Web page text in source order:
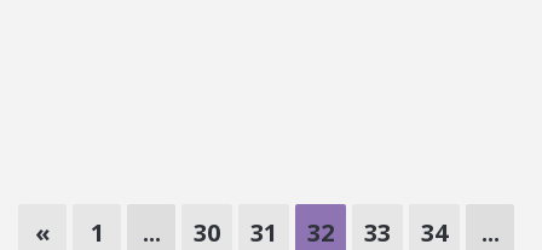
« 1 ... 30 31 32 33 34 ...